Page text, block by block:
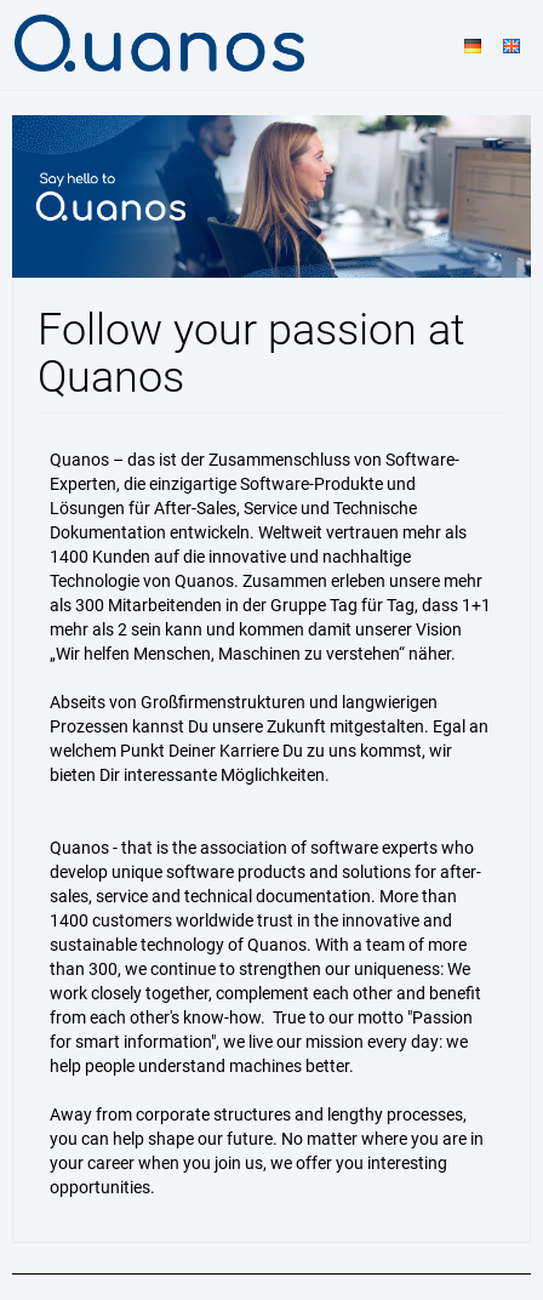
Follow your passion at
Quanos
Quanos – das ist der Zusammenschluss von Software-
Experten, die einzigartige Software-Produkte und
Lösungen für After-Sales, Service und Technische
Dokumentation entwickeln. Weltweit vertrauen mehr als
1400 Kunden auf die innovative und nachhaltige
Technologie von Quanos. Zusammen erleben unsere mehr
als 300 Mitarbeitenden in der Gruppe Tag für Tag, dass 1+1
mehr als 2 sein kann und kommen damit unserer Vision
„Wir helfen Menschen, Maschinen zu verstehen“ näher.
Abseits von Großfirmenstrukturen und langwierigen
Prozessen kannst Du unsere Zukunft mitgestalten. Egal an
welchem Punkt Deiner Karriere Du zu uns kommst, wir
bieten Dir interessante Möglichkeiten.
Quanos - that is the association of software experts who
develop unique software products and solutions for after-
sales, service and technical documentation. More than
1400 customers worldwide trust in the innovative and
sustainable technology of Quanos. With a team of more
than 300, we continue to strengthen our uniqueness: We
work closely together, complement each other and benefit
from each other's know-how. True to our motto "Passion
for smart information", we live our mission every day: we
help people understand machines better.
Away from corporate structures and lengthy processes,
you can help shape our future. No matter where you are in
your career when you join us, we offer you interesting
opportunities.